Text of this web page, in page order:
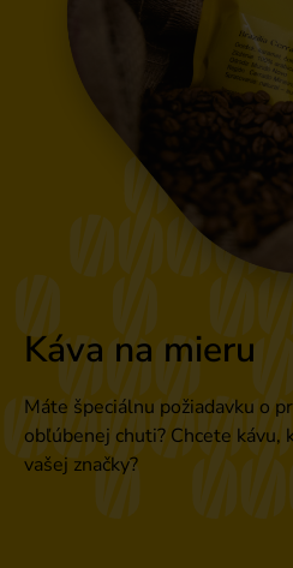
Káva na mieru
Máte špeciálnu požiadavku o
obľúbenej chuti? Chcete kávu,
vašej značky?